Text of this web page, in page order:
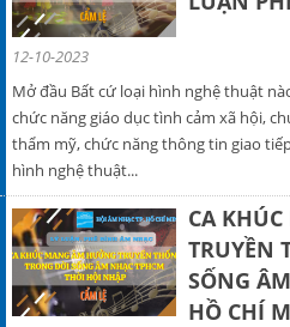
12-10-2023
Mở đầu Bất cứ loại hình nghệ thuật
chức năng giáo dục tình cảm xã hội,
thẩm mỹ, chức năng thông tin giao
hình nghệ thuật...
CA
TRUYỀN
SỐNG
HỒ CHÍ